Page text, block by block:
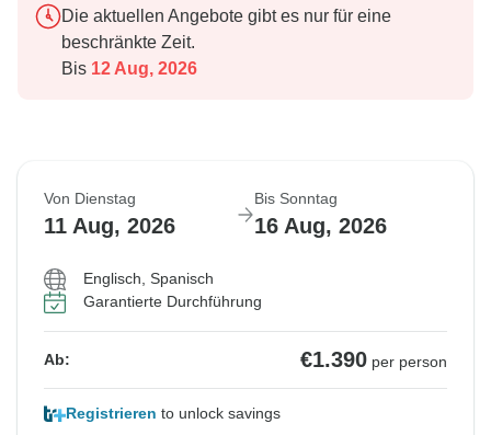
Die aktuellen Angebote gibt es nur für eine
beschränkte Zeit.
Bis 12 Aug, 2026
Von Dienstag
11 Aug, 2026
Bis Sonntag
16 Aug, 2026
Englisch, Spanisch
Garantierte Durchführung
Ab: €1.390 per person
Registrieren to unlock savings